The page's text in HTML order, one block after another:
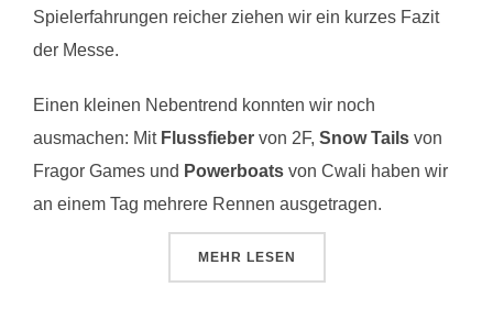
Spielerfahrungen reicher ziehen wir ein kurzes Fazit
der Messe.
Einen kleinen Nebentrend konnten wir noch
ausmachen: Mit Flussfieber von 2F, Snow Tails von
Fragor Games und Powerboats von Cwali haben wir
an einem Tag mehrere Rennen ausgetragen.
MEHR ÜBER „SPIEL ’08:
LESEN